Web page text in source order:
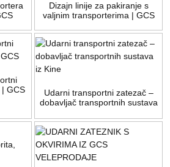
Dizajn linije za pakiranje s
valjnim transporterima | GCS
GCS
Udarni transportni zatezač –
dobavljač transportnih sustava